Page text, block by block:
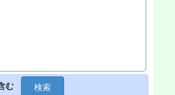
む 検索